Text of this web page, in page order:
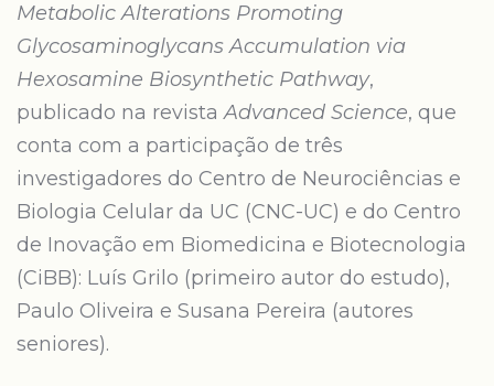
Metabolic Alterations Promoting
Glycosaminoglycans Accumulation via
Hexosamine Biosynthetic Pathway,
publicado na revistaAdvanced Science, que
conta com a participação de três
investigadores do Centro de Neurociências e
Biologia Celular da UC (CNC-UC) e do Centro
de Inovação em Biomedicina e Biotecnologia
(CiBB): Luís Grilo (primeiro autor do estudo),
Paulo Oliveira e Susana Pereira (autores
seniores).